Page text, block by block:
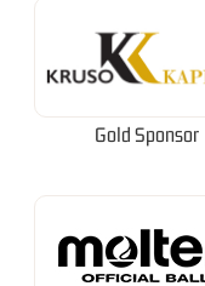
Gold Sponsor